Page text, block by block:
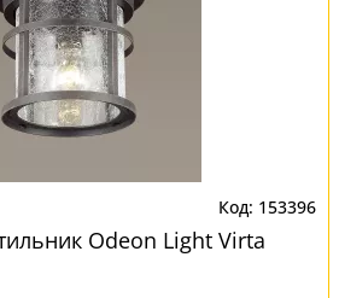
153396
Odeon Light Virta